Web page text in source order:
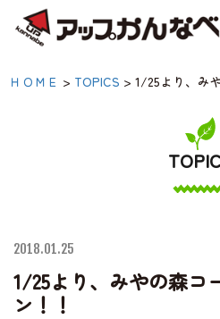
1/25より、
ス★再オープ
式】アップ
庫県豊岡市
気球・高原ア
ィ
夏のスキー場も「かなり遊べ
神鍋高原アクティビティ
宿泊案内
ＨＯＭＥ > TOPICS > 1/25より、み
2018.01.25
1/25より、みやの森
ン！！